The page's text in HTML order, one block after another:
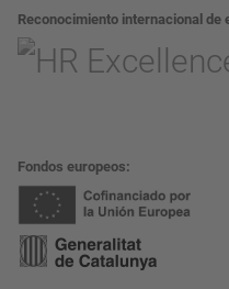
Reconocimiento internacional de
Fondos europeos